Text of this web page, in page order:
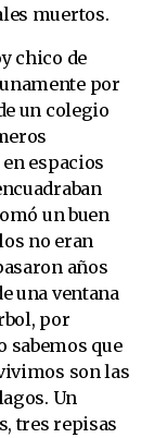
muertos.
chico de
por
un colegio
espacios
un buen
no eran
años
una ventana
por
sabemos que
son las
Un
tres repisas